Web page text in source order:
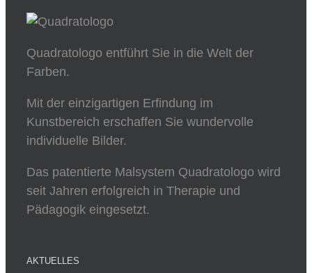
Quadratologo entführt Sie in die Welt der
Farben.
Mit der einzigartigen Erfindung im
Kunstbereich erschaffen Sie wundervolle
individuelle Bilder.
Das patentierte Malsystem Quadratologo wird
seit Jahren erfolgreich in Therapie und
Pädagogik eingesetzt.
AKTUELLES